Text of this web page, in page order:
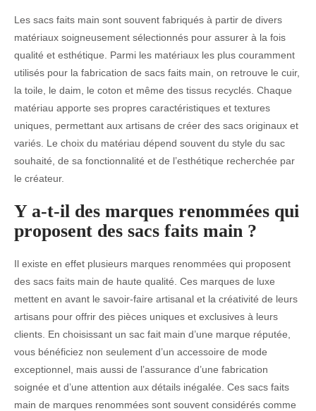
Les sacs faits main sont souvent fabriqués à partir de divers
matériaux soigneusement sélectionnés pour assurer à la fois
qualité et esthétique. Parmi les matériaux les plus couramment
utilisés pour la fabrication de sacs faits main, on retrouve le cuir,
la toile, le daim, le coton et même des tissus recyclés. Chaque
matériau apporte ses propres caractéristiques et textures
uniques, permettant aux artisans de créer des sacs originaux et
variés. Le choix du matériau dépend souvent du style du sac
souhaité, de sa fonctionnalité et de l’esthétique recherchée par
le créateur.
Y a-t-il des marques renommées qui
proposent des sacs faits main ?
Il existe en effet plusieurs marques renommées qui proposent
des sacs faits main de haute qualité. Ces marques de luxe
mettent en avant le savoir-faire artisanal et la créativité de leurs
artisans pour offrir des pièces uniques et exclusives à leurs
clients. En choisissant un sac fait main d’une marque réputée,
vous bénéficiez non seulement d’un accessoire de mode
exceptionnel, mais aussi de l’assurance d’une fabrication
soignée et d’une attention aux détails inégalée. Ces sacs faits
main de marques renommées sont souvent considérés comme